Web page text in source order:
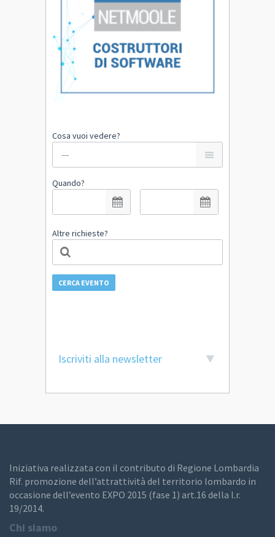
Cosa vuoi vedere?
Quando?
Altre richieste?
CERCA EVENTO
Iscriviti alla newsletter
Iniziativa realizzata con il contributo di Regione Lombardia
Rif. promozione dell’attrattività del territorio lombardo in
occasione dell’evento EXPO 2015 (fase 1) art.16 della l.r.
19/2014.
Chi siamo